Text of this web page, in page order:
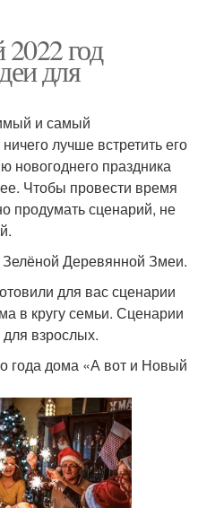
год
для
и самый
лучше встретить его
новогоднего праздника
Чтобы провести время
продумать сценарий, не
Зелёной Деревянной Змеи.
для вас сценарии
в кругу семьи. Сценарии
для взрослых.
года дома «А вот и Новый